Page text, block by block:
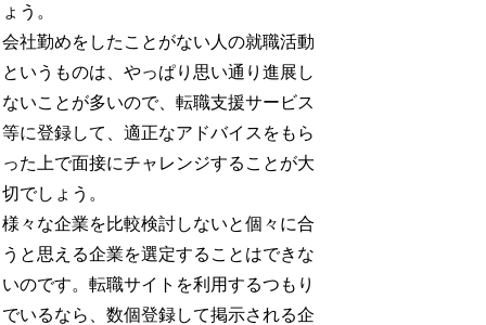
ょう。
会社勤めをしたことがない人の就職活動
というものは、やっぱり思い通り進展し
ないことが多いので、転職支援サービス
等に登録して、適正なアドバイスをもら
った上で面接にチャレンジすることが大
切でしょう。
様々な企業を比較検討しないと個々に合
うと思える企業を選定することはできな
いのです。転職サイトを利用するつもり
でいるなら、数個登録して掲示される企